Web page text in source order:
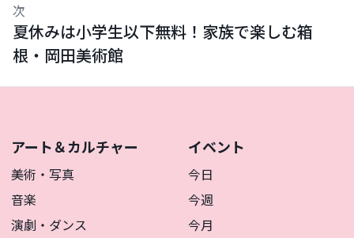
次
夏休みは小学生以下無料！家族で楽しむ箱
根・岡田美術館
アート＆カルチャー
美術・写真
音楽
演劇・ダンス
イベント
今日
今週
今月